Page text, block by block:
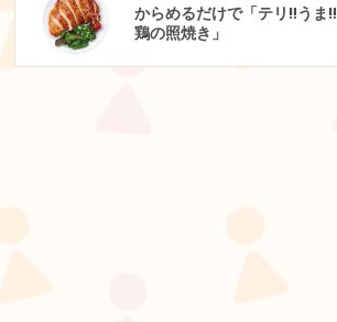
からめるだけで「テリ‼うま‼
鶏の照焼き」